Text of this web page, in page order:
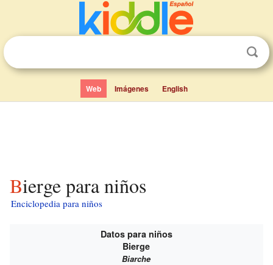
Web Imágenes English
Bierge para niños
Enciclopedia para niños
Datos para niños
Bierge
Biarche